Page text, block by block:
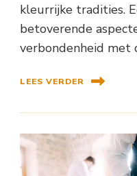
kleurrijke tradities.
betoverende
verbondenheid met
LEES VERDER